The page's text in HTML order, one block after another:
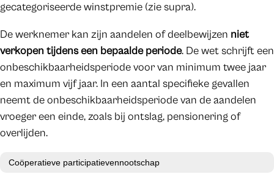
gecategoriseerde winstpremie (zie supra).
De werknemer kan zijn aandelen of deelbewijzen niet
verkopen tijdens een bepaalde periode. De wet schrijft een
onbeschikbaarheidsperiode voor van minimum twee jaar
en maximum vijf jaar. In een aantal specifieke gevallen
neemt de onbeschikbaarheidsperiode van de aandelen
vroeger een einde, zoals bij ontslag, pensionering of
overlijden.
Coöperatieve participatievennootschap